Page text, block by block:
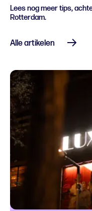
Lees nog meer tips,
Rotterdam.
Alle artikelen